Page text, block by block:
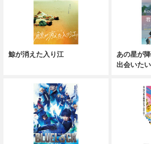
鯨が消えた入り江
あの星が
出会いたい